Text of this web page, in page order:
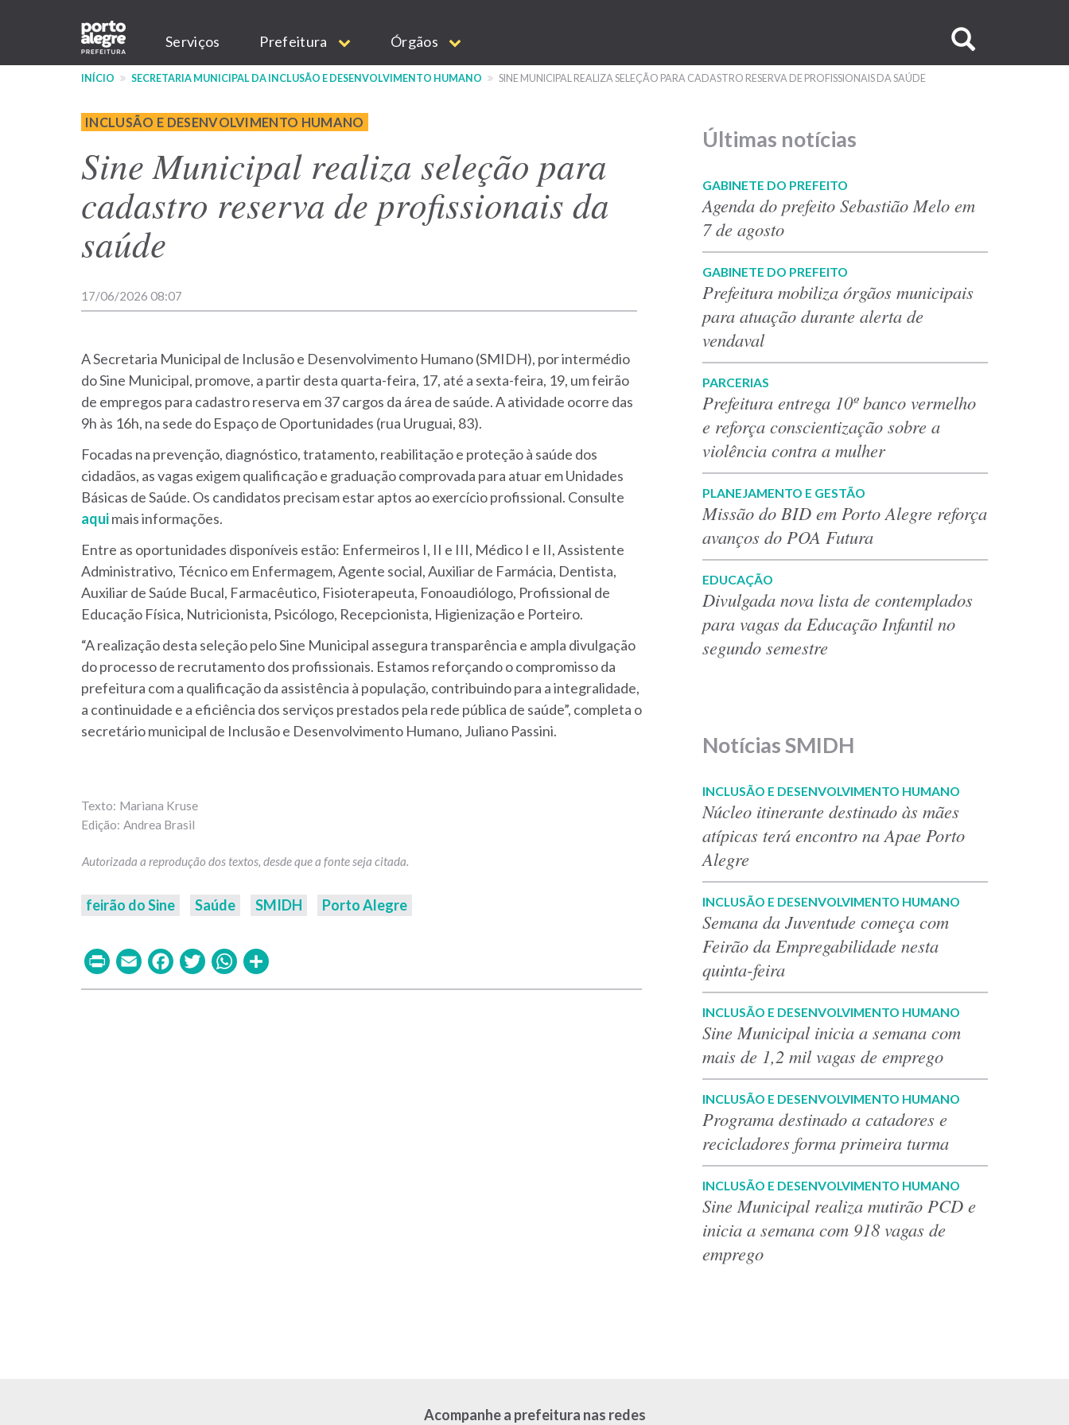
conteúdo
Main
navigation
Serviços Prefeitura Órgãos
no
INÍCIO SECRETARIA MUNICIPAL DA INCLUSÃO E DESENVOLVIMENTO HUMANO SINE MUNICIPAL REALIZA SELEÇÃO PARA CADASTRO RESERVA DE PROFISSIONAIS DA SAÚDE
INCLUSÃO E DESENVOLVIMENTO HUMANO
Sine Municipal realiza seleção para
cadastro reserva de profissionais da
saúde
17/06/2026 08:07
A Secretaria Municipal de Inclusão e Desenvolvimento Humano (SMIDH), por intermédio
do Sine Municipal, promove, a partir desta quarta-feira, 17, até a sexta-feira, 19, um feirão
de empregos para cadastro reserva em 37 cargos da área de saúde. A atividade ocorre das
9h às 16h, na sede do Espaço de Oportunidades (rua Uruguai, 83).
Focadas na prevenção, diagnóstico, tratamento, reabilitação e proteção à saúde dos
cidadãos, as vagas exigem qualificação e graduação comprovada para atuar em Unidades
Básicas de Saúde. Os candidatos precisam estar aptos ao exercício profissional. Consulte
aquimais informações.
Entre as oportunidades disponíveis estão: Enfermeiros I, II e III, Médico I e II, Assistente
Administrativo, Técnico em Enfermagem, Agente social, Auxiliar de Farmácia, Dentista,
Auxiliar de Saúde Bucal, Farmacêutico, Fisioterapeuta, Fonoaudiólogo, Profissional de
Educação Física, Nutricionista, Psicólogo, Recepcionista, Higienização e Porteiro.
“A realização desta seleção pelo Sine Municipal assegura transparência e ampla divulgação
do processo de recrutamento dos profissionais. Estamos reforçando o compromisso da
prefeitura com a qualificação da assistência à população, contribuindo para a integralidade,
a continuidade e a eficiência dos serviços prestados pela rede pública de saúde”, completa o
secretário municipal de Inclusão e Desenvolvimento Humano, Juliano Passini.
Mariana Kruse
Andrea Brasil
feirão do Sine Saúde SMIDH Porto Alegre
PrintEmailFacebook
TwitterWhatsApp
Últimas notícias
GABINETE DO PREFEITO
Agenda do prefeito Sebastião Melo em
7 de agosto
GABINETE DO PREFEITO
Prefeitura mobiliza órgãos municipais
para atuação durante alerta de
vendaval
PARCERIAS
Prefeitura entrega 10º banco vermelho
e reforça conscientização sobre a
violência contra a mulher
PLANEJAMENTO E GESTÃO
Missão do BID em Porto Alegre reforça
avanços do POA Futura
EDUCAÇÃO
Divulgada nova lista de contemplados
para vagas da Educação Infantil no
segundo semestre
Notícias SMIDH
INCLUSÃO E DESENVOLVIMENTO HUMANO
Núcleo itinerante destinado às mães
atípicas terá encontro na Apae Porto
Alegre
INCLUSÃO E DESENVOLVIMENTO HUMANO
Semana da Juventude começa com
Feirão da Empregabilidade nesta
quinta-feira
INCLUSÃO E DESENVOLVIMENTO HUMANO
Sine Municipal inicia a semana com
mais de 1,2 mil vagas de emprego
INCLUSÃO E DESENVOLVIMENTO HUMANO
Programa destinado a catadores e
recicladores forma primeira turma
INCLUSÃO E DESENVOLVIMENTO HUMANO
Sine Municipal realiza mutirão PCD e
inicia a semana com 918 vagas de
emprego
Acompanhe a prefeitura nas redes